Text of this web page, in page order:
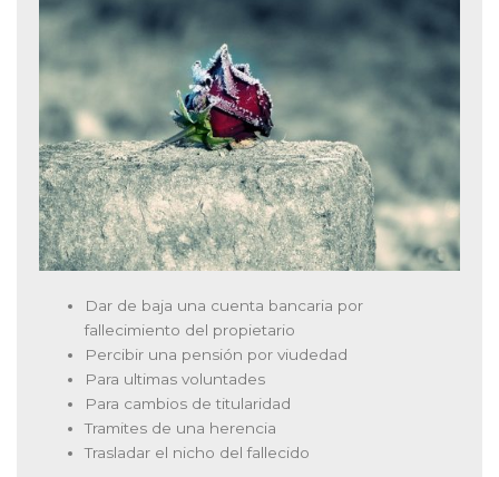
Dar de baja una cuenta bancaria por
fallecimiento del propietario
Percibir una pensión por viudedad
Para ultimas voluntades
Para cambios de titularidad
Tramites de una herencia
Trasladar el nicho del fallecido